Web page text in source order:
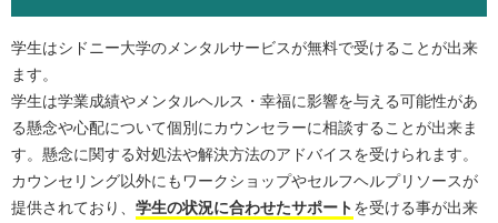
学生はシドニー大学のメンタルサービスが無料で受けることが出来
ます。
学生は学業成績やメンタルヘルス・幸福に影響を与える可能性があ
る懸念や心配について個別にカウンセラーに相談することが出来ま
す。懸念に関する対処法や解決方法のアドバイスを受けられます。
カウンセリング以外にもワークショップやセルフヘルプリソースが
提供されており、 学生の状況に合わせたサポートを受ける事が出来